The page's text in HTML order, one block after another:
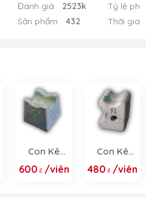
Đánh giá
2523k
Sản phẩm
432
Tỷ lệ
Thời
Con Kê
Bê Tông
20/25F
600 /viên
Con Kê
Bê Tông
20/25
480 /viên